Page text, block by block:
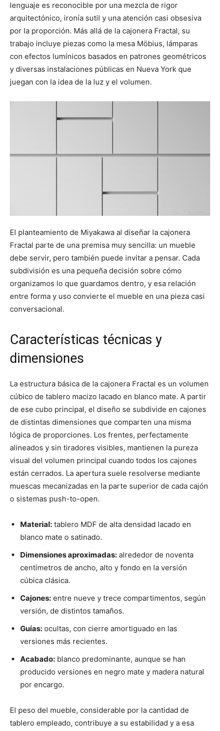
lenguaje es reconocible por una mezcla de rigor
arquitectónico, ironía sutil y una atención casi obsesiva
por la proporción. Más allá de la cajonera Fractal, su
trabajo incluye piezas como la mesa Möbius, lámparas
con efectos lumínicos basados en patrones geométricos
y diversas instalaciones públicas en Nueva York que
juegan con la idea de la luz y el volumen.
El planteamiento de Miyakawa al diseñar la cajonera
Fractal parte de una premisa muy sencilla: un mueble
debe servir, pero también puede invitar a pensar. Cada
subdivisión es una pequeña decisión sobre cómo
organizamos lo que guardamos dentro, y esa relación
entre forma y uso convierte el mueble en una pieza casi
conversacional.
Características técnicas y
dimensiones
La estructura básica de la cajonera Fractal es un volumen
cúbico de tablero macizo lacado en blanco mate. A partir
de ese cubo principal, el diseño se subdivide en cajones
de distintas dimensiones que comparten una misma
lógica de proporciones. Los frentes, perfectamente
alineados y sin tiradores visibles, mantienen la pureza
visual del volumen principal cuando todos los cajones
están cerrados. La apertura suele resolverse mediante
muescas mecanizadas en la parte superior de cada cajón
o sistemas push-to-open.
Material: tablero MDF de alta densidad lacado en
blanco mate o satinado.
Dimensiones aproximadas: alrededor de noventa
centímetros de ancho, alto y fondo en la versión
cúbica clásica.
Cajones: entre nueve y trece compartimentos, según
versión, de distintos tamaños.
Guías: ocultas, con cierre amortiguado en las
versiones más recientes.
Acabado: blanco predominante, aunque se han
producido versiones en negro mate y madera natural
por encargo.
El peso del mueble, considerable por la cantidad de
tablero empleado, contribuye a su estabilidad y a esa